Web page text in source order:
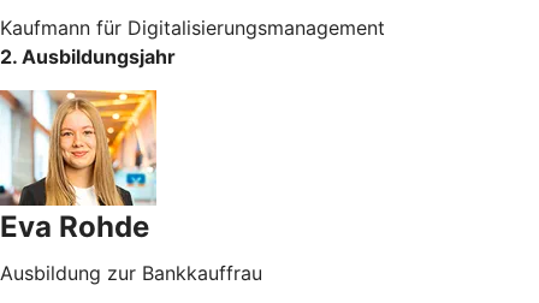
Kaufmann für Digitalisierungsmanagement
2. Ausbildungsjahr
Eva Rohde
Ausbildung zur Bankkauffrau